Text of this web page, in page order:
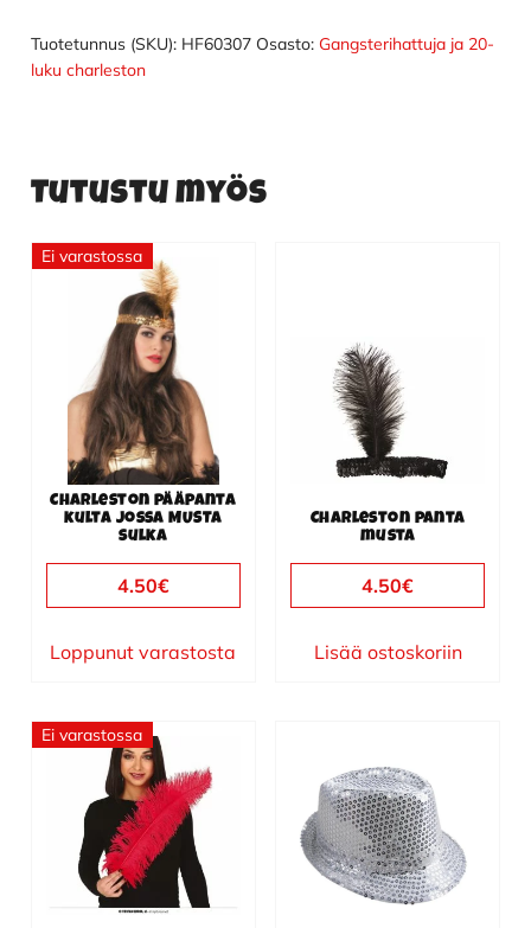
hattu
määrä
Tuotetunnus (SKU): HF60307 Osasto: Gangsterihattuja ja 20-
luku charleston
Tutustu myös
Ei varastossa
Charleston pääpanta
kulta jossa MUSTA
sulka
4.50€
Loppunut varastosta
Charleston panta
musta
4.50€
Lisää ostoskoriin
Ei varastossa